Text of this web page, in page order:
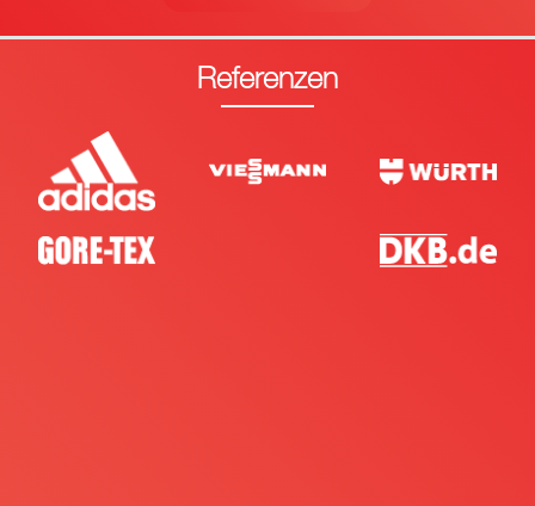
Referenzen